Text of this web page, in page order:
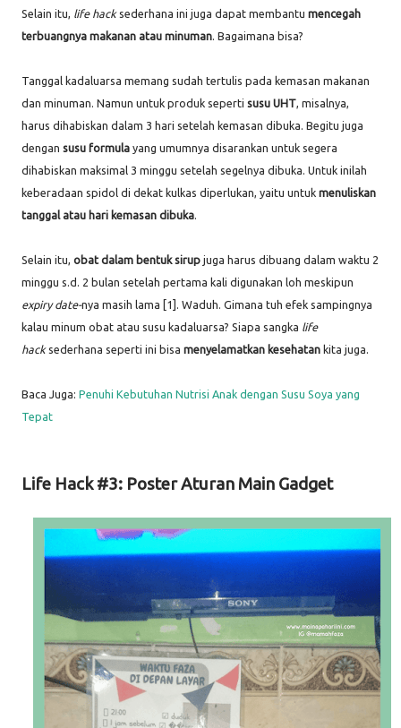
Selain itu, life hack sederhana ini juga dapat membantu mencegah
terbuangnya makanan atau minuman. Bagaimana bisa?
Tanggal kadaluarsa memang sudah tertulis pada kemasan makanan
dan minuman. Namun untuk produk seperti susu UHT, misalnya,
harus dihabiskan dalam 3 hari setelah kemasan dibuka. Begitu juga
dengan susu formula yang umumnya disarankan untuk segera
dihabiskan maksimal 3 minggu setelah segelnya dibuka. Untuk inilah
keberadaan spidol di dekat kulkas diperlukan, yaitu untuk menuliskan
tanggal atau hari kemasan dibuka.
Selain itu, obat dalam bentuk sirup juga harus dibuang dalam waktu 2
minggu s.d. 2 bulan setelah pertama kali digunakan loh meskipun
expiry date-nya masih lama [1]. Waduh. Gimana tuh efek sampingnya
kalau minum obat atau susu kadaluarsa? Siapa sangka life
hacksederhana seperti ini bisa menyelamatkan kesehatan kita juga.
Baca Juga: Penuhi Kebutuhan Nutrisi Anak dengan Susu Soya yang
Tepat
Life Hack #3: Poster Aturan Main Gadget